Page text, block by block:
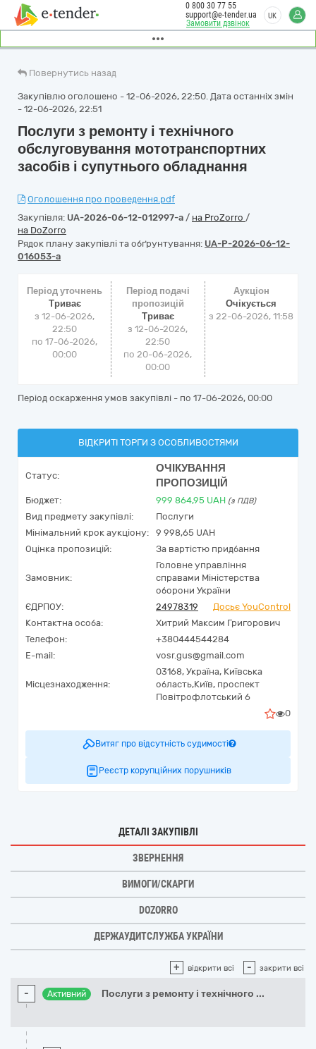
Замовити дзвінок
0 800 30 77 55
support@e-tender.ua
UK
Повернутись назад
Закупівлю оголошено - 12-06-2026, 22:50. Дата останніх змін
- 12-06-2026, 22:51
Послуги з ремонту і технічного
обслуговування мототранспортних
засобів і супутнього обладнання
Оголошення про проведення.pdf
Закупівля: UA-2026-06-12-012997-a / на ProZorro /
на DoZorro
Рядок плану закупівлі та обґрунтування: UA-P-2026-06-12-
016053-a
Період уточнень
Триває
з 12-06-2026,
22:50
по 17-06-2026,
00:00
Період подачі
пропозицій
Триває
з 12-06-2026,
22:50
по 20-06-2026,
00:00
Аукціон
Очікується
з22-06-2026, 11:58
Період оскарження умов закупівлі - по 17-06-2026, 00:00
ВІДКРИТІ ТОРГИ З ОСОБЛИВОСТЯМИ
Статус:
ОЧІКУВАННЯ
ПРОПОЗИЦІЙ
Бюджет: 999 864,95 UAH (з ПДВ)
Вид предмету закупівлі:
Послуги
Мінімальний крок аукціону:
9 998,65 UAH
Оцінка пропозицій:
За вартістю придбання
Замовник:
Головне управління
справами Міністерства
оборони України
ЄДРПОУ:
24978319
Досьє YouControl
Контактна особа:
Хитрий Максим Григорович
Телефон:
+380444544284
E-mail:
vosr.gus@gmail.com
Місцезнаходження:
03168, Україна, Київська
область,Київ, проспект
Повітрофлотський 6
0
Витяг про відсутність судимості
Реєстр корупційних порушників
ДЕТАЛІ ЗАКУПІВЛІ
ЗВЕРНЕННЯ
ВИМОГИ/СКАРГИ
DOZORRO
ДЕРЖАУДИТСЛУЖБА УКРАЇНИ
+ відкрити всі - закрити всі
- Активний Послуги з ремонту і технічного ...